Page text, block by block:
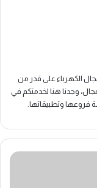
الكهرباء على قدر من
وجدنا هنا لخدمتكم في
وتطبيقاتها.